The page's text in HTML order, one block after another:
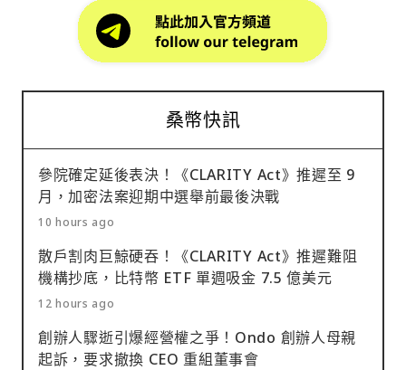
桑幣快訊
參院確定延後表決！《CLARITY Act》推遲至 9
月，加密法案迎期中選舉前最後決戰
10 hours ago
散戶割肉巨鯨硬吞！《CLARITY Act》推遲難阻
機構抄底，比特幣 ETF 單週吸金 7.5 億美元
12 hours ago
創辦人驟逝引爆經營權之爭！Ondo 創辦人母親
起訴，要求撤換 CEO 重組董事會